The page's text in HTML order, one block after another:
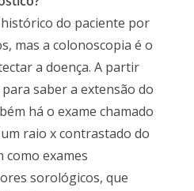
do paciente por
mas a colonoscopia é o
a doença. A partir
saber a extensão do
há o exame chamado
raio x contrastado do
exames
sorológicos, que